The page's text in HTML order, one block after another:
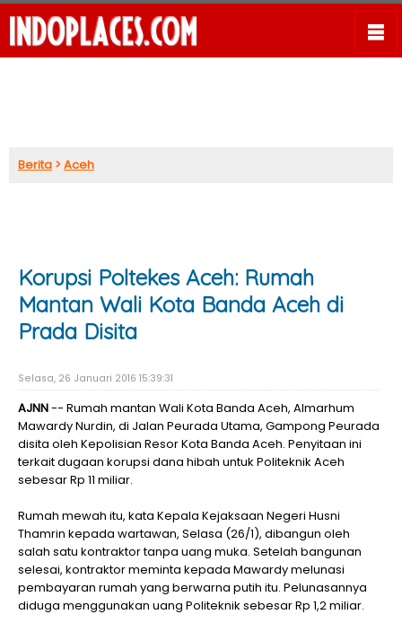
Berita >Aceh
Korupsi Poltekes Aceh: Rumah
Mantan Wali Kota Banda Aceh di
Prada Disita
Selasa, 26 Januari 2016 15:39:31
AJNN-- Rumah mantan Wali Kota Banda Aceh, Almarhum
Mawardy Nurdin, di Jalan Peurada Utama, Gampong Peurada
disita oleh Kepolisian Resor Kota Banda Aceh. Penyitaan ini
terkait dugaan korupsi dana hibah untuk Politeknik Aceh
sebesar Rp 11 miliar.
Rumah mewah itu, kata Kepala Kejaksaan Negeri Husni
Thamrin kepada wartawan, Selasa (26/1), dibangun oleh
salah satu kontraktor tanpa uang muka. Setelah bangunan
selesai, kontraktor meminta kepada Mawardy melunasi
pembayaran rumah yang berwarna putih itu. Pelunasannya
diduga menggunakan uang Politeknik sebesar Rp 1,2 miliar.